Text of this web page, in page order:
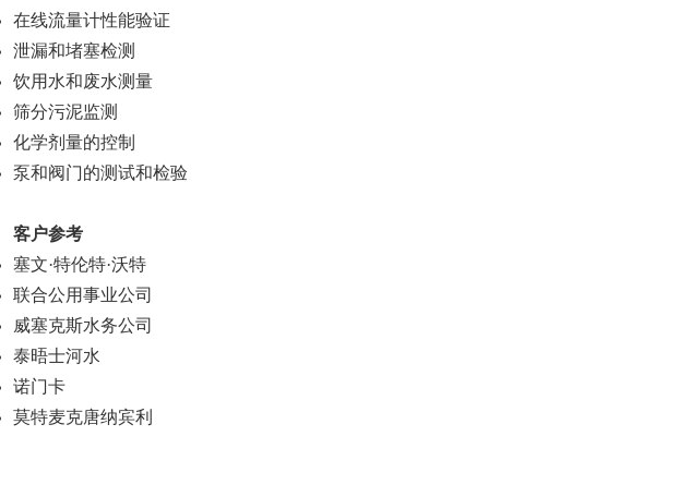
在线流量计性能验证
泄漏和堵塞检测
饮用水和废水测量
筛分污泥监测
化学剂量的控制
泵和阀门的测试和检验
客户参考
塞文·特伦特·沃特
联合公用事业公司
威塞克斯水务公司
泰晤士河水
诺门卡
莫特麦克唐纳宾利